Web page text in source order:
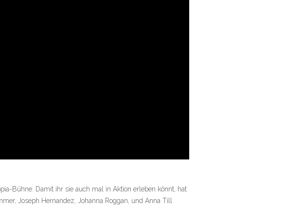
Bühne. Damit ihr sie auch mal in Aktion erleben könnt, hat
Joseph Hernandez, Johanna Roggan, und Anna Till